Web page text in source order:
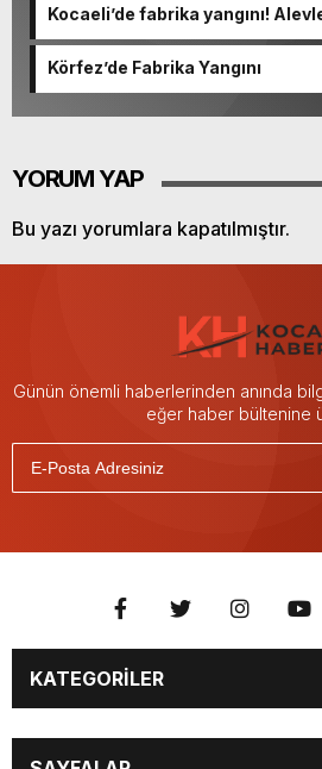
Kocaeli’de fabrika yangını!
Körfez’de Fabrika Yangını
YORUM YAP
Bu yazı yorumlara kapatılmıştır.
Günün önemli haberlerinden anında
eğer haber bültenine
KATEGORİLER
GÜNDEM